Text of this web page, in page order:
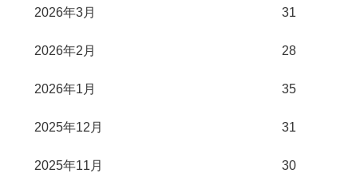
2026年3月 31
2026年2月 28
2026年1月 35
2025年12月 31
2025年11月 30